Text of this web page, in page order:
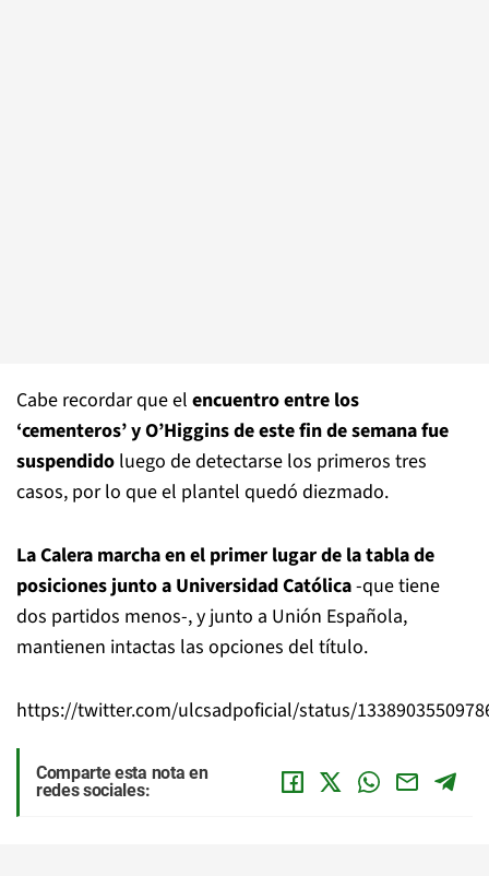
Cabe recordar que el encuentro entre los
‘cementeros’ y O’Higgins de este fin de semana fue
suspendido luego de detectarse los primeros tres
casos, por lo que el plantel quedó diezmado.
La Calera marcha en el primer lugar de la tabla de
posiciones junto a Universidad Católica-que tiene
dos partidos menos-, y junto a Unión Española,
mantienen intactas las opciones del título.
https://twitter.com/ulcsadpoficial/status/
Comparte esta nota en
redes sociales: